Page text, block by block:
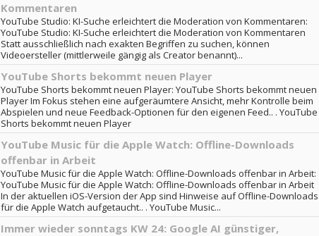
Kommentaren
YouTube Studio: KI-Suche erleichtert die Moderation von Kommentaren:
YouTube Studio: KI-Suche erleichtert die Moderation von Kommentaren
Statt ausschließlich nach exakten Begriffen zu suchen, können
Videoersteller (mittlerweile gängig als Creator benannt)...
YouTube Shorts bekommt neuen Player
YouTube Shorts bekommt neuen Player: YouTube Shorts bekommt neuen
Player Im Fokus stehen eine aufgeräumtere Ansicht, mehr Kontrolle beim
Abspielen und neue Feedback-Optionen für den eigenen Feed.. . YouTube
Shorts bekommt neuen Player
YouTube Music für die Apple Watch: Offline-Downloads
offenbar in Arbeit
YouTube Music für die Apple Watch: Offline-Downloads offenbar in Arbeit:
YouTube Music für die Apple Watch: Offline-Downloads offenbar in Arbeit
In der aktuellen iOS-Version der App sind Hinweise auf Offline-Downloads
für die Apple Watch aufgetaucht.. . YouTube Music...
Immer wieder sonntags KW 24: Google AI günstiger,